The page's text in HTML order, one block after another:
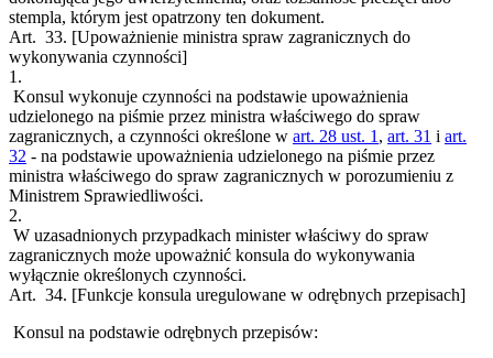
stempla, którym jest opatrzony ten dokument.
Art. 33. [Upoważnienie ministra spraw zagranicznych do
wykonywania czynności]
1.
Konsul wykonuje czynności na podstawie upoważnienia
udzielonego na piśmie przez ministra właściwego do spraw
zagranicznych, a czynności określone w art. 28 ust. 1 , art. 31 i art.
32 - na podstawie upoważnienia udzielonego na piśmie przez
ministra właściwego do spraw zagranicznych w porozumieniu z
Ministrem Sprawiedliwości.
2.
W uzasadnionych przypadkach minister właściwy do spraw
zagranicznych może upoważnić konsula do wykonywania
wyłącznie określonych czynności.
Art. 34. [Funkcje konsula uregulowane w odrębnych przepisach]
Konsul na podstawie odrębnych przepisów: